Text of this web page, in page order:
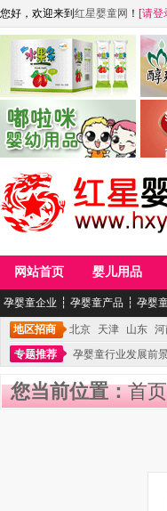
您好，欢迎来到 红星婴童网 ！ [请登
江西麦嘟嘟食品有限公司
青岛嘟啦咪婴幼儿用品公司
网站首页 婴儿用品
孕婴童企业 ┆ 孕婴童产品 ┆ 孕婴
地区招商 北京 天津 山东
专题推荐
孕婴童行业发展前
您当前位置：首页